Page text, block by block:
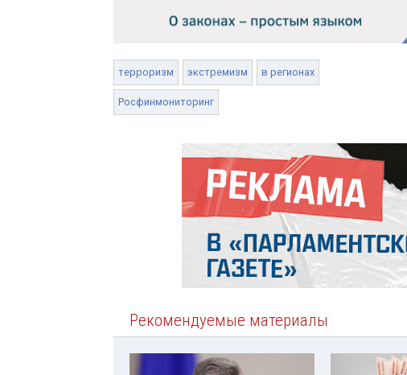
терроризм экстремизм в регионах
Росфинмониторинг
Рекомендуемые материалы